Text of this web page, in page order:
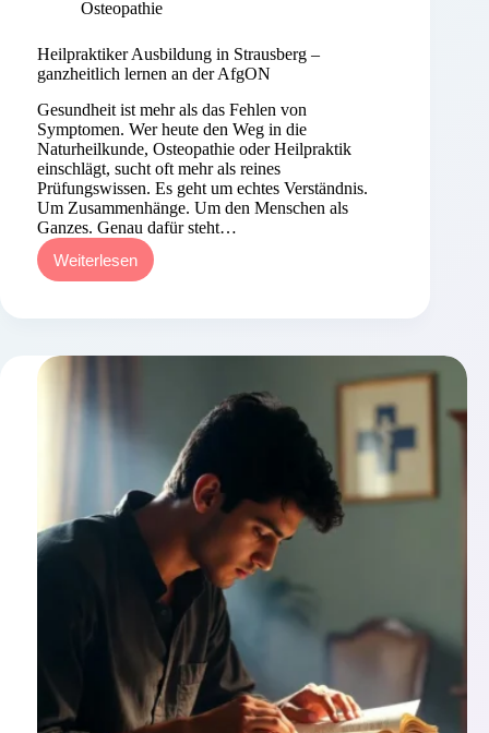
Osteopathie
Heilpraktiker Ausbildung in Strausberg –
ganzheitlich lernen an der AfgON
Gesundheit ist mehr als das Fehlen von
Symptomen. Wer heute den Weg in die
Naturheilkunde, Osteopathie oder Heilpraktik
einschlägt, sucht oft mehr als reines
Prüfungswissen. Es geht um echtes Verständnis.
Um Zusammenhänge. Um den Menschen als
Ganzes. Genau dafür steht…
Weiterlesen
Heilpraktiker
Ausbildung
Strausberg
ganzheitlich
der
AfgON